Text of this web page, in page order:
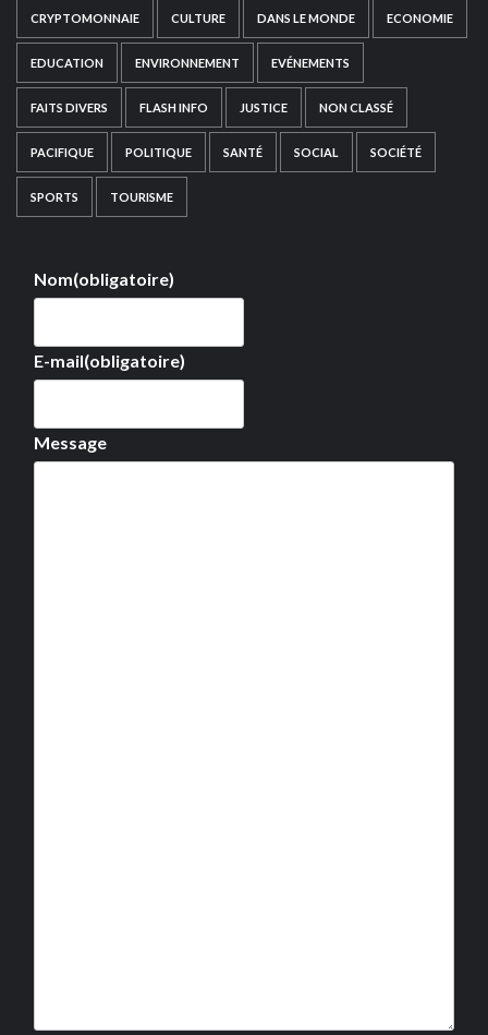
CRYPTOMONNAIE CULTURE DANS LE MONDE ECONOMIE
EDUCATION ENVIRONNEMENT EVÉNEMENTS
FAITS DIVERS FLASH INFO JUSTICE NON CLASSÉ
PACIFIQUE POLITIQUE SANTÉ SOCIAL SOCIÉTÉ
SPORTS TOURISME
Nom(obligatoire)
E-mail(obligatoire)
Message